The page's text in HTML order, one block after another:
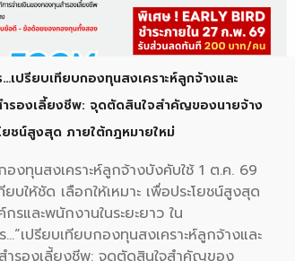
เปรียบเทียบกองทุนสงเคราะห์ลูกจ้างและ
รองเลี้ยงชีพ: จุดตัดสินใจสำคัญของนายจ้าง
ยชน์สูงสุด ภายใต้กฎหมายใหม่
งทุนสงเคราะห์ลูกจ้างบังคับใช้ 1 ต.ค. 69
ยบให้ชัด เลือกให้เหมาะ เพื่อประโยชน์สูงสุด
รและพนักงานในระยะยาว ใน
เปรียบเทียบกองทุนสงเคราะห์ลูกจ้างและ